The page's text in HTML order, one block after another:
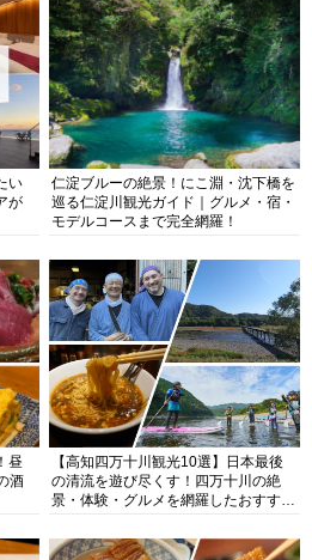
い
が
仁淀ブルーの絶景！にこ淵・沈下橋を
巡る仁淀川観光ガイド｜グルメ・宿・
モデルコースまで完全網羅！
昼
酒
【高知四万十川観光10選】日本最後
の清流を遊び尽くす！四万十川の絶
景・体験・グルメを網羅したおすすめ